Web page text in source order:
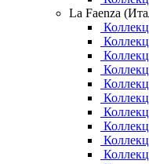
La Faenza